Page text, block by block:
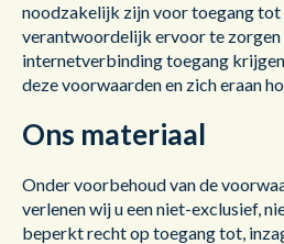
noodzakelijk zijn voor toegang
verantwoordelijk ervoor te zorgen
internetverbinding toegang
deze voorwaarden en zich eraan
Ons materiaal
Onder voorbehoud van de
verlenen wij u een niet-exclusief,
beperkt recht op toegang tot,